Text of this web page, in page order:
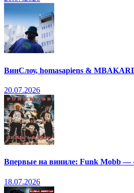
ВинСлоу, homasapiens &
20.07.2026
Впервые на виниле: Funk Mobb —
18.07.2026